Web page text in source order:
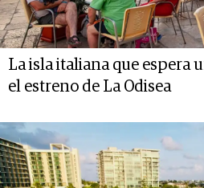
La isla italiana que espera
el estreno de La Odisea